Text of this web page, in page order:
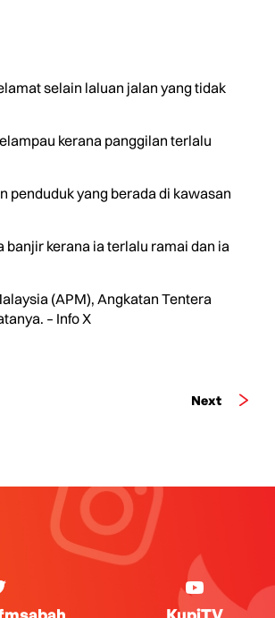
selain laluan jalan yang tidak
kerana panggilan terlalu
penduduk yang berada di kawasan
kerana ia terlalu ramai dan ia
(APM), Angkatan Tentera
– Info X
Next